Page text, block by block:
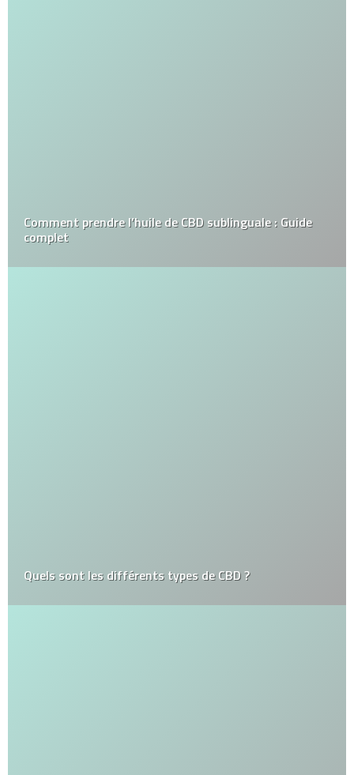
Comment prendre l’huile de CBD sublinguale : Guide
complet
Quels sont les différents types de CBD ?